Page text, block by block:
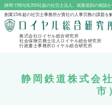
静岡で関与先350社超の社労士法人。就業規則の相談
創業15年超の社労士事務所が貴社の人事労務の課題を
株式会社ロイヤル総合研究所
社会保険労務士法人ロイヤル総合研究所
行政書士事務所ロイヤル総合研究所
静岡鉄道株式会
市